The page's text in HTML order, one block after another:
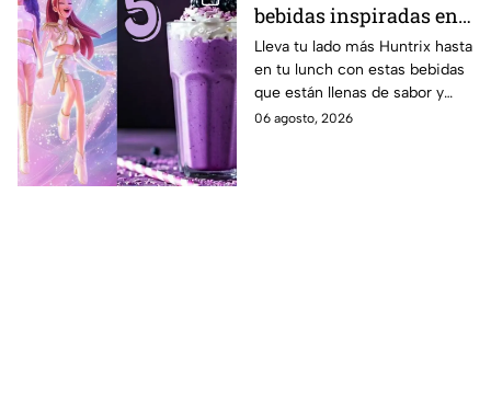
bebidas inspiradas en
las guerreras Huntrix
para llevar a la escuela
este regreso a clases
2026; son saludables y
Lleva tu lado más Huntrix hasta
en tu lunch con estas bebidas
que están llenas de sabor y
frescura.
06 agosto, 2026